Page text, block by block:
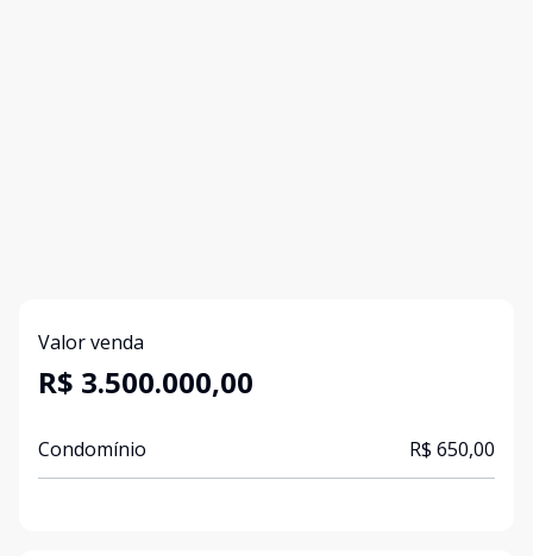
Valor venda
R$ 3.500.000,00
Condomínio R$ 650,00